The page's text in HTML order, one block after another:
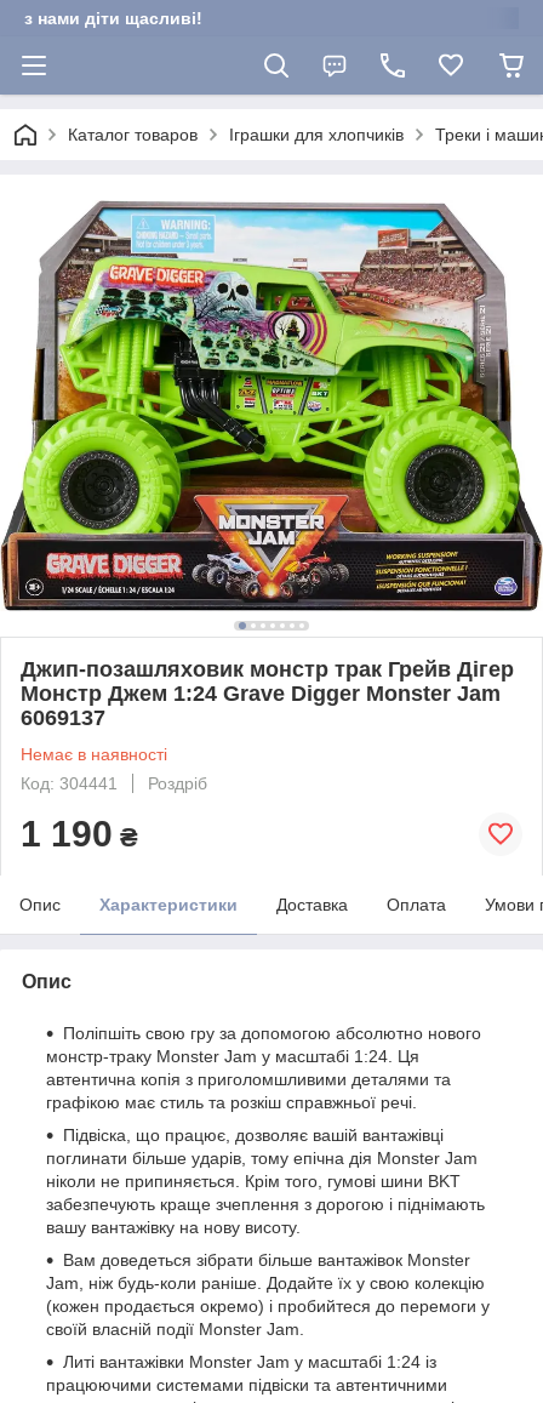
з нами діти щасливі!
Каталог товаров Іграшки для хлопчиків Треки і
Джип-позашляховик монстр трак Грейв Дігер
Монстр Джем 1:24 Grave Digger Monster Jam
6069137
Немає в наявності
Код: 304441
Роздріб
1 190 ₴
Опис Характеристики Доставка Оплата Умови
Опис
Поліпшіть свою гру за допомогою абсолютно нового
монстр-траку Monster Jam у масштабі 1:24. Ця
автентична копія з приголомшливими деталями та
графікою має стиль та розкіш справжньої речі.
Підвіска, що працює, дозволяє вашій вантажівці
поглинати більше ударів, тому епічна дія Monster Jam
ніколи не припиняється. Крім того, гумові шини BKT
забезпечують краще зчеплення з дорогою і піднімають
вашу вантажівку на нову висоту.
Вам доведеться зібрати більше вантажівок Monster
Jam, ніж будь-коли раніше. Додайте їх у свою колекцію
(кожен продається окремо) і пробийтеся до перемоги у
своїй власній події Monster Jam.
Литі вантажівки Monster Jam у масштабі 1:24 із
працюючими системами підвіски та автентичними